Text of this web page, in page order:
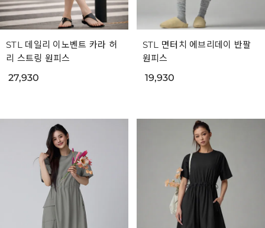
STL 데일리 이노벤트 카라 허
리 스트링 원피스
27,930
STL 면터치 에브리데이 반팔
원피스
19,930